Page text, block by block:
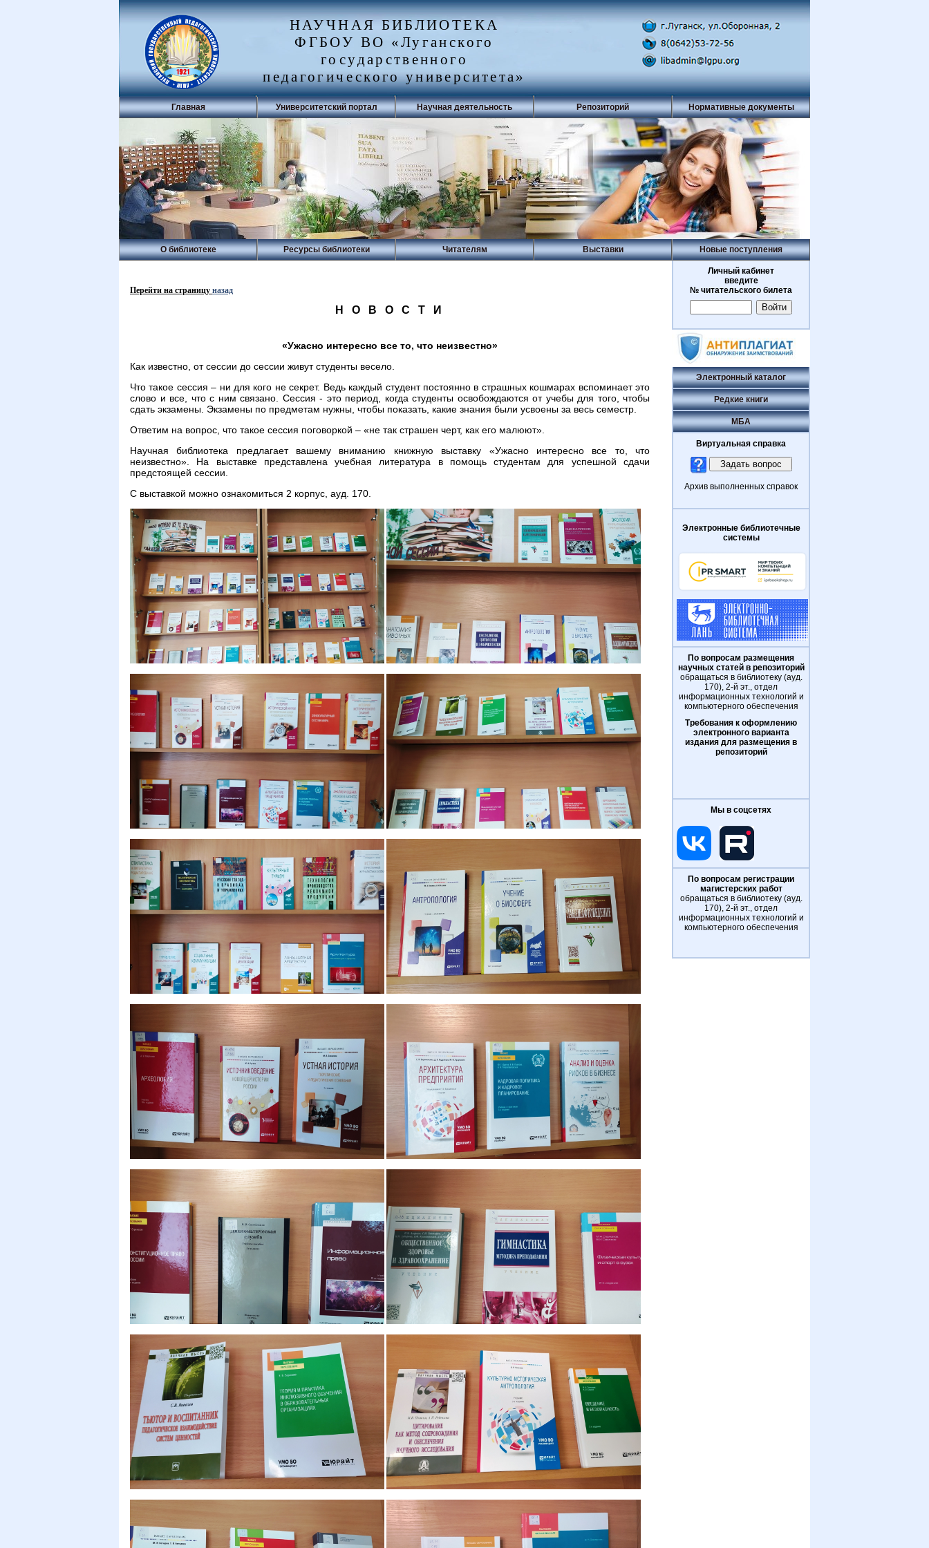
НАУЧНАЯ БИБЛИОТЕКА
ФГБОУ ВО «Луганского
государственного
педагогического университета»
Главная Университетский портал Научная деятельность Репозиторий Нормативные документы
О библиотеке Ресурсы библиотеки Читателям Выставки Новые поступления
Перейти на страницу назад
Н О В О С Т И
«Ужасно интересно все то, что неизвестно»
Как известно, от сессии до сессии живут студенты весело.
Что такое сессия – ни для кого не секрет. Ведь каждый студент постоянно в страшных кошмарах вспоминает это
слово и все, что с ним связано. Сессия - это период, когда студенты освобождаются от учебы для того, чтобы
сдать экзамены. Экзамены по предметам нужны, чтобы показать, какие знания были усвоены за весь семестр.
Ответим на вопрос, что такое сессия поговоркой – «не так страшен черт, как его малюют».
Научная библиотека предлагает вашему вниманию книжную выставку «Ужасно интересно все то, что
неизвестно». На выставке представлена учебная литература в помощь студентам для успешной сдачи
предстоящей сессии.
С выставкой можно ознакомиться 2 корпус, ауд. 170.
Личный кабинет
введите
№ читательского билета
Электронный каталог
Редкие книги
МБА
Виртуальная справка
Архив выполненных справок
Электронные библиотечные
системы
По вопросам размещения
научных статей в репозиторий
обращаться в библиотеку (ауд.
170), 2-й эт., отдел
информационных технологий и
компьютерного обеспечения
Требования к оформлению
электронного варианта
издания для размещения в
репозиторий
Мы в соцсетях
По вопросам регистрации
магистерских работ
обращаться в библиотеку (ауд.
170), 2-й эт., отдел
информационных технологий и
компьютерного обеспечения